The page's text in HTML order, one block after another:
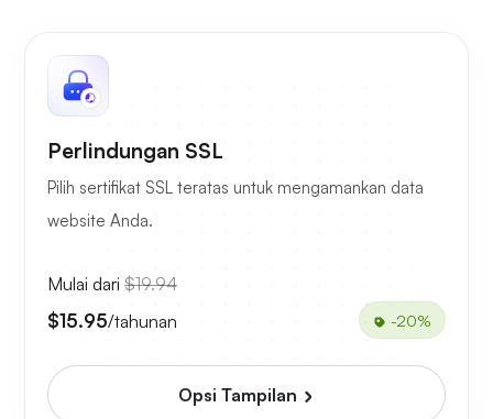
Perlindungan SSL
Pilih sertifikat SSL teratas untuk mengamankan data
website Anda.
Mulai dari $19.94
$15.95/tahunan -20%
Opsi Tampilan